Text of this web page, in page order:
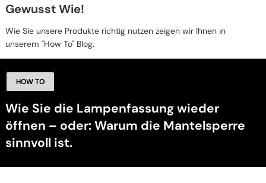
Gewusst Wie!
Wie Sie unsere Produkte richtig nutzen zeigen wir Ihnen in
unserem "How To" Blog.
HOW TO
Wie Sie die Lampenfassung wieder
öffnen – oder: Warum die Mantelsperre
sinnvoll ist.